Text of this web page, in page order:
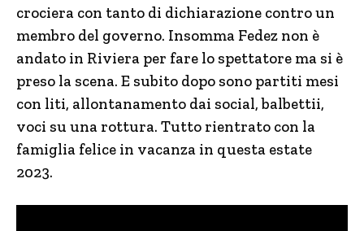
crociera con tanto di dichiarazione contro un
membro del governo. Insomma Fedez non è
andato in Riviera per fare lo spettatore ma si è
preso la scena. E subito dopo sono partiti mesi
con liti, allontanamento dai social, balbettii,
voci su una rottura. Tutto rientrato con la
famiglia felice in vacanza in questa estate
2023.